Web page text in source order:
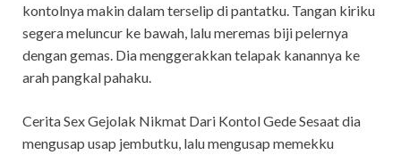
kontolnya makin dalam terselip di pantatku. Tangan kiriku
segera meluncur ke bawah, lalu meremas biji pelernya
dengan gemas. Dia menggerakkan telapak kanannya ke
arah pangkal pahaku.
Cerita Sex Gejolak Nikmat Dari Kontol Gede Sesaat dia
mengusap usap jembutku, lalu mengusap memekku